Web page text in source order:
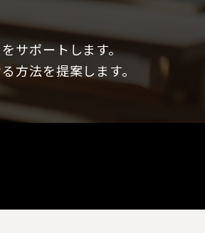
サポートします。
方法を提案します。